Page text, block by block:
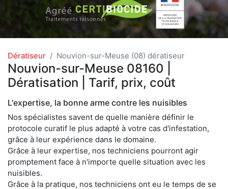
Dératiseur Nouvion-sur-Meuse (08) dératiseur
Nouvion-sur-Meuse 08160 |
Dératisation | Tarif, prix, coût
L'expertise, la bonne arme contre les nuisibles
Nos spécialistes savent de quelle manière définir le
protocole curatif le plus adapté à votre cas d'infestation,
grâce à leur expérience dans le domaine.
Grâce à leur expertise, nos techniciens pourront agir
promptement face à n'importe quelle situation avec les
nuisibles.
Grâce à la pratique, nos techniciens ont eu le temps de se